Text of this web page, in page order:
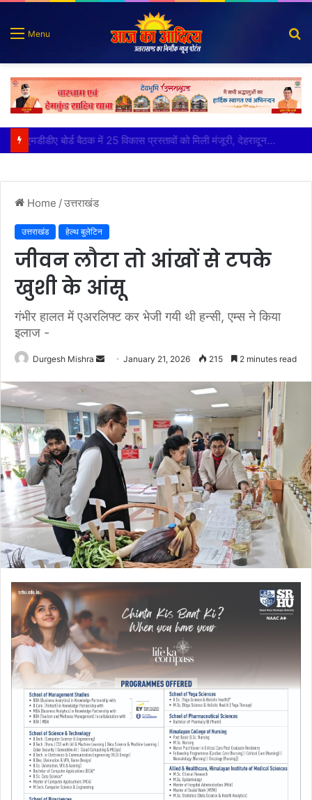
Menu
Home /उत्तराखंड
उत्तराखंड हेल्थ बुलेटिन
जीवन लौटा तो आंखों से टपके
खुशी के आंसू
गंभीर हालत में एअरलिफ्ट कर भेजी गयी थी हन्सी, एम्स ने किया
इलाज -
Durgesh Mishra
Send January 21, 2026 215 2 minutes read